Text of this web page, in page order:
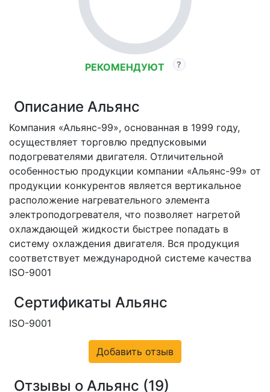
РЕКОМЕНДУЮТ
Описание Альянс
Компания «Альянс-99», основанная в 1999 году,
осуществляет торговлю предпусковыми
подогревателями двигателя. Отличительной
особенностью продукции компании «Альянс-99» от
продукции конкурентов является вертикальное
расположение нагревательного элемента
электроподогревателя, что позволяет нагретой
охлаждающей жидкости быстрее попадать в
систему охлаждения двигателя. Вся продукция
соответствует международной системе качества
ISO-9001
Сертификаты Альянс
ISO-9001
Добавить отзыв
Отзывы о Альянс (19)